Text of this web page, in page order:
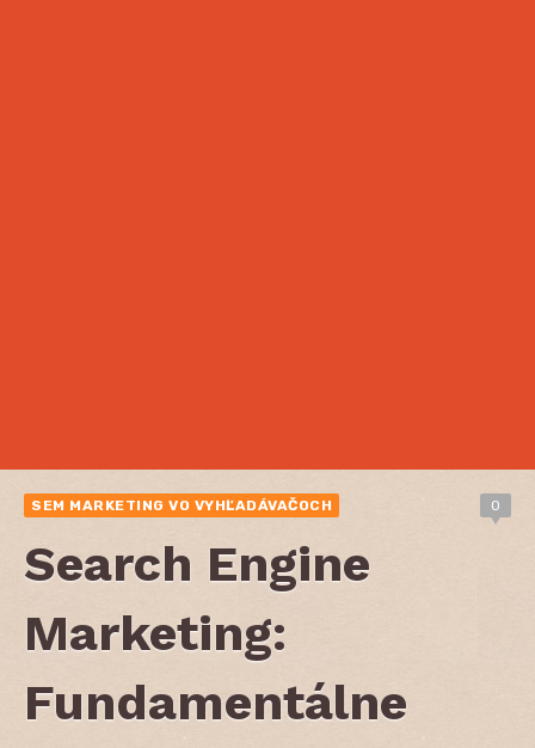
SEM MARKETING VO VYHĽADÁVAČOCH 0
Search Engine
Marketing:
Fundamentálne